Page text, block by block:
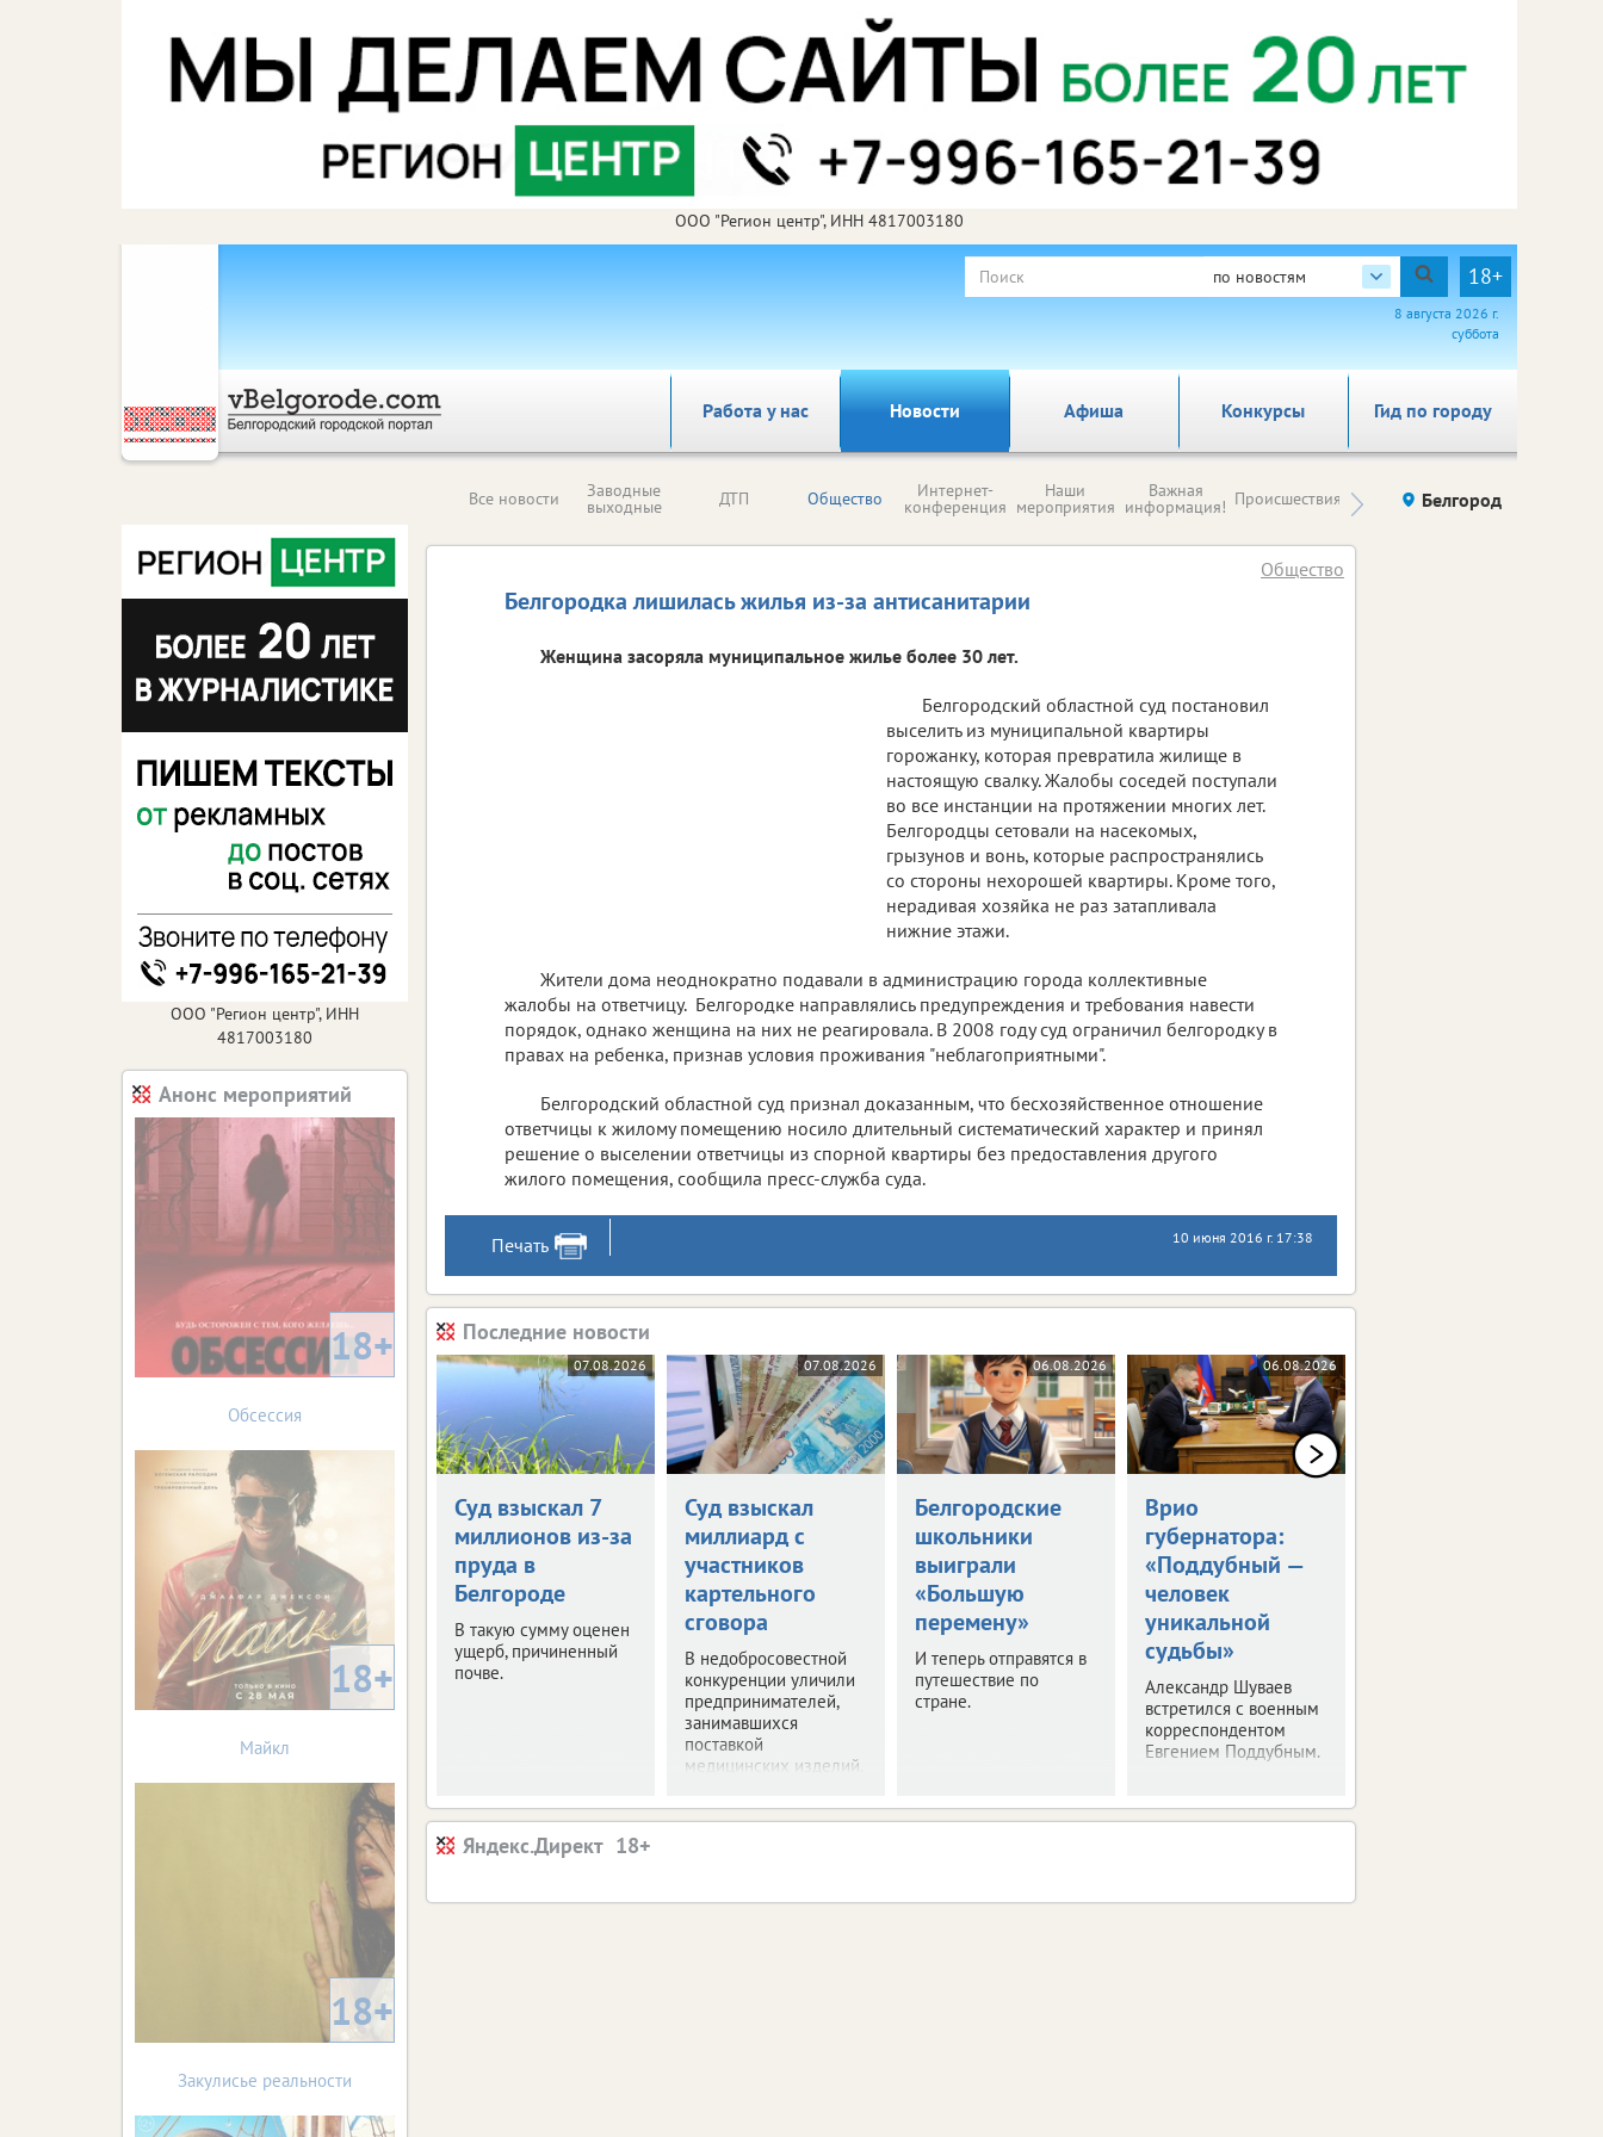
ООО "Регион центр", ИНН 4817003180
по новостям 18+
8 августа 2026 г.
суббота
Работа у нас Новости Афиша Гид по городу
Конкурсы
Все новости Заводные
выходные ДТП Общество Интернет-
конференция
Наши
мероприятия
Важная
информация! Происшествия Здоровье компаний (на
правах
Белгород
Белгородка лишилась жилья из-за антисанитарии
Общество
Женщина засоряла муниципальное жилье более 30 лет.
Белгородский областной суд постановил
выселить из муниципальной квартиры
горожанку, которая превратила жилище в
настоящую свалку. Жалобы соседей поступали
во все инстанции на протяжении многих лет.
Белгородцы сетовали на насекомых,
грызунов и вонь, которые распространялись
со стороны нехорошей квартиры. Кроме того,
нерадивая хозяйка не раз затапливала
нижние этажи.
Жители дома неоднократно подавали в администрацию города коллективные
жалобы на ответчицу. Белгородке направлялись предупреждения и требования навести
порядок, однако женщина на них не реагировала. В 2008 году суд ограничил белгородку в
правах на ребенка, признав условия проживания "неблагоприятными".
Белгородский областной суд признал доказанным, что бесхозяйственное отношение
ответчицы к жилому помещению носило длительный систематический характер и принял
решение о выселении ответчицы из спорной квартиры без предоставления другого
жилого помещения, сообщила пресс-служба суда.
Печать 10 июня 2016 г. 17:38
Последние новости
07.08.2026
Суд взыскал 7
миллионов из-за
пруда в
Белгороде
В такую сумму оценен
ущерб, причиненный
почве.
07.08.2026
Суд взыскал
миллиард с
участников
картельного
сговора
В недобросовестной
конкуренции уличили
предпринимателей,
занимавшихся
поставкой
медицинских изделий.
06.08.2026
Белгородские
школьники
выиграли
«Большую
перемену»
И теперь отправятся в
путешествие по
стране.
06.08.2026
Врио
губернатора:
«Поддубный —
человек
уникальной
судьбы»
Александр Шуваев
встретился с военным
корреспондентом
Евгением Поддубным.
Яндекс.Директ
ООО "Регион центр", ИНН
4817003180
Анонс мероприятий
18+
Обсессия
18+
Майкл
18+
Закулисье реальности